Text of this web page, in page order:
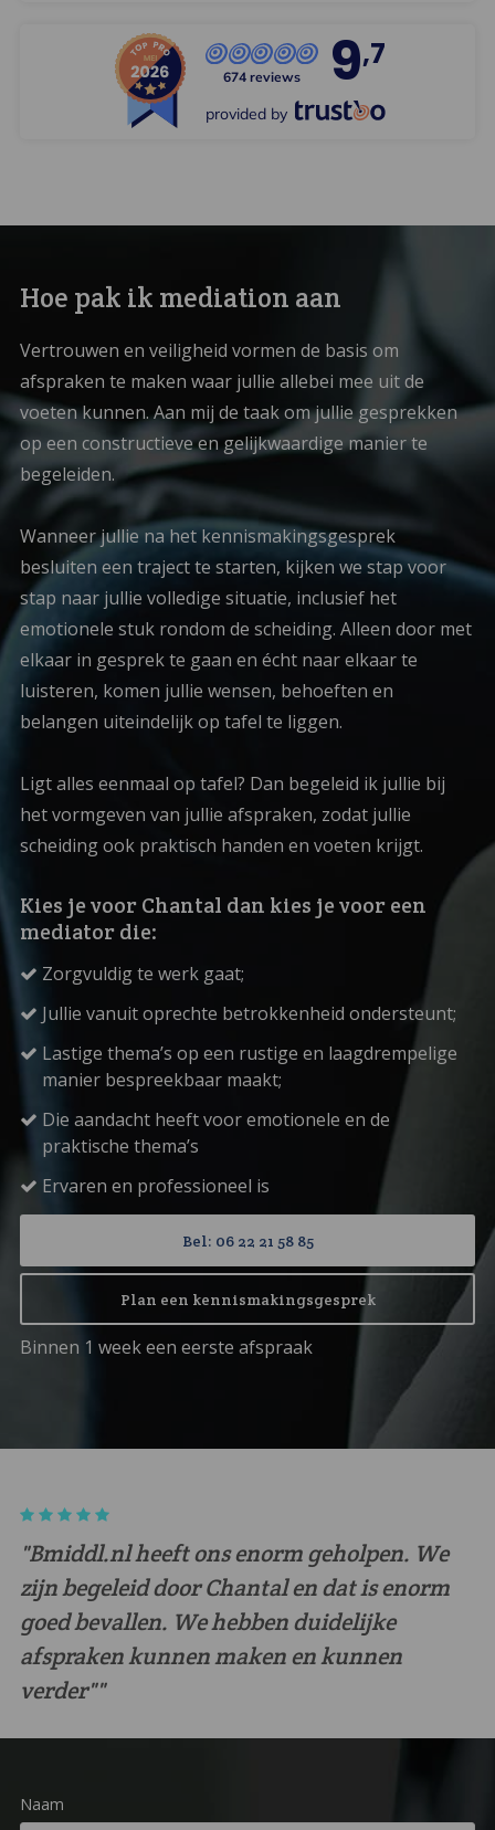
674 reviews 9,7
provided by
Hoe pak ik mediation aan
Vertrouwen en veiligheid vormen de basis om
afspraken te maken waar jullie allebei mee uit de
voeten kunnen. Aan mij de taak om jullie gesprekken
op een constructieve en gelijkwaardige manier te
begeleiden.
Wanneer jullie na het kennismakingsgesprek
besluiten een traject te starten, kijken we stap voor
stap naar jullie volledige situatie, inclusief het
emotionele stuk rondom de scheiding. Alleen door met
elkaar in gesprek te gaan en écht naar elkaar te
luisteren, komen jullie wensen, behoeften en
belangen uiteindelijk op tafel te liggen.
Ligt alles eenmaal op tafel? Dan begeleid ik jullie bij
het vormgeven van jullie afspraken, zodat jullie
scheiding ook praktisch handen en voeten krijgt.
Kies je voor Chantal dan kies je voor een
mediator die:
Zorgvuldig te werk gaat;
Jullie vanuit oprechte betrokkenheid ondersteunt;
Lastige thema’s op een rustige en laagdrempelige
manier bespreekbaar maakt;
Die aandacht heeft voor emotionele en de
praktische thema’s
Ervaren en professioneel is
Bel: 06 22 21 58 85
Plan een kennismakingsgesprek
Binnen 1 week een eerste afspraak
"Bmiddl.nl heeft ons enorm geholpen. We
zijn begeleid door Chantal en dat is enorm
goed bevallen. We hebben duidelijke
afspraken kunnen maken en kunnen
verder""
Naam